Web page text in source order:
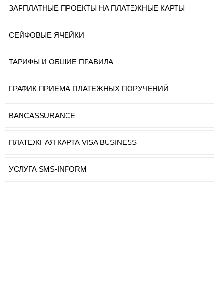
ЗАРПЛАТНЫЕ ПРОЕКТЫ НА ПЛАТЕЖНЫЕ КАРТЫ
СЕЙФОВЫЕ ЯЧЕЙКИ
ТАРИФЫ И ОБЩИЕ ПРАВИЛА
ГРАФИК ПРИЕМА ПЛАТЕЖНЫХ ПОРУЧЕНИЙ
BANCASSURANCE
ПЛАТЕЖНАЯ КАРТА VISA BUSINESS
УСЛУГА SMS-INFORM